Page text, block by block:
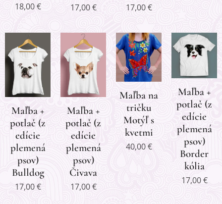
18,00€ 17,00€ 17,00€
Maľba +
potlač (z
edície
plemená
psov)
Bulldog
17,00€
Maľba +
potlač (z
edície
plemená
psov)
Čivava
17,00€
Maľba na
tričku
Motýľ s
kvetmi
40,00€
Maľba +
potlač (z
edície
plemená
psov)
Border
kólia
17,00€